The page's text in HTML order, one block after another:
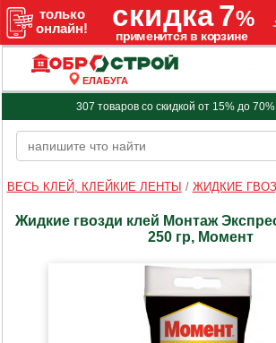
ЕЛАБУГА
307 товаров со скидкой от 15% до 70%
ВЕСЬ КЛЕЙ, КЛЕЙКИЕ ЛЕНТЫ / ЖИДКИЕ
Жидкие гвозди клей Монтаж
250 гр, Момент